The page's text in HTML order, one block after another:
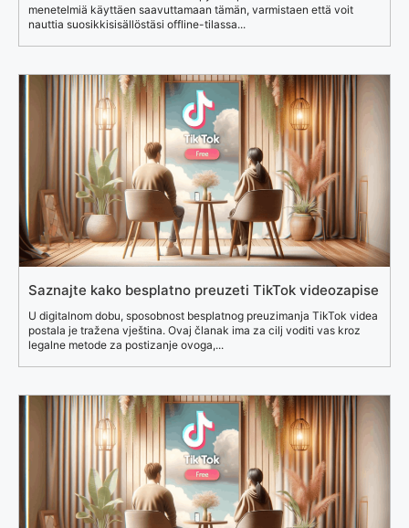
menetelmiä käyttäen saavuttamaan tämän, varmistaen että voit
nauttia suosikkisisällöstäsi offline-tilassa...
Saznajte kako besplatno preuzeti TikTok videozapise
U digitalnom dobu, sposobnost besplatnog preuzimanja TikTok videa
postala je tražena vještina. Ovaj članak ima za cilj voditi vas kroz
legalne metode za postizanje ovoga,...